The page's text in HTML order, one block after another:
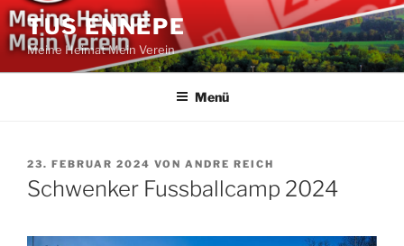
Zum
Inhalt
springen
TUS ENNEPE
Meine Heimat Mein Verein
Menü
VERÖFFENTLICHT
AM
23. FEBRUAR 2024 VON ANDRE REICH
Schwenker Fussballcamp 2024